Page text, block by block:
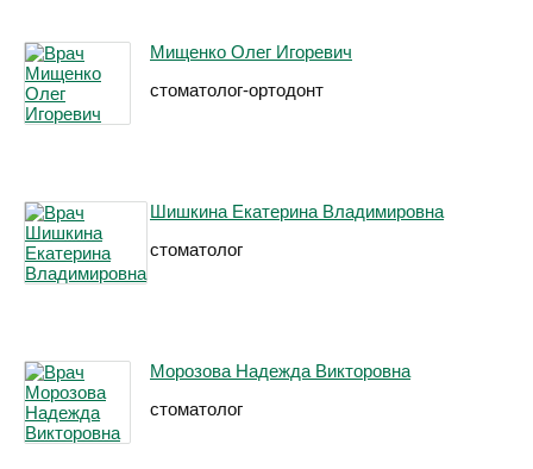
Мищенко Олег Игоревич
стоматолог-ортодонт
Шишкина Екатерина Владимировна
стоматолог
Морозова Надежда Викторовна
стоматолог